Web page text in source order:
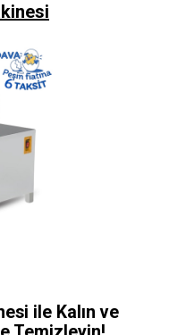
ile Kalın ve